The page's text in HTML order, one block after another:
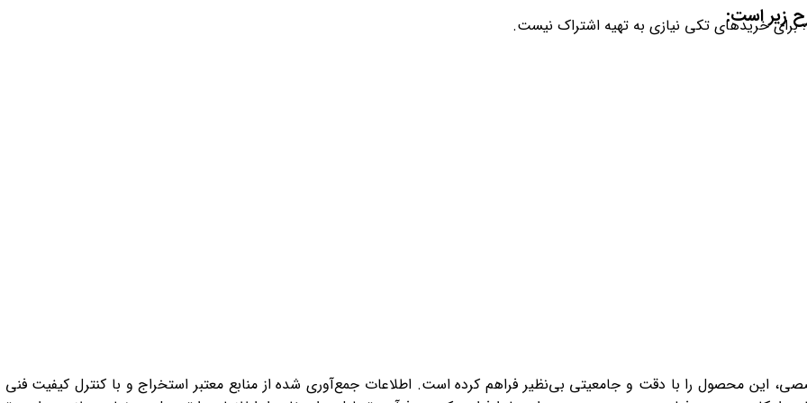
زیر است:
این محصول را با دقت و جامعیتی بی‌نظیر فراهم کرده است. اطلاعات جمع‌آوری شده از منابع معتبر استخراج و با کنترل کیفیت
برای خریدهای تکی نیازی به تهیه اشتراک نیست.